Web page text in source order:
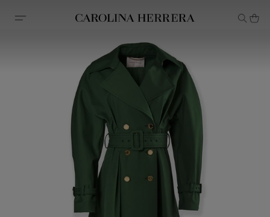
Declaração de acessibilidade